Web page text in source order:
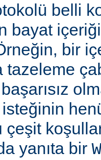
belli
bayat
bir
çeşit
yanıta bir